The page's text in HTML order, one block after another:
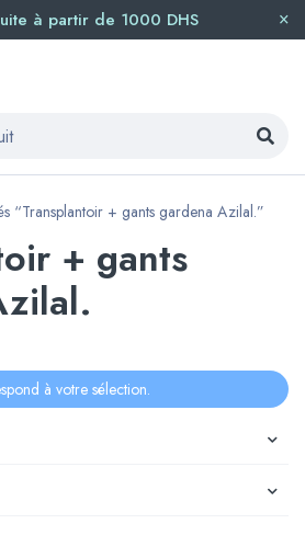
à partir de 1000 DHS
“Transplantoir + gants gardena Azilal.”
+ gants
à votre sélection.